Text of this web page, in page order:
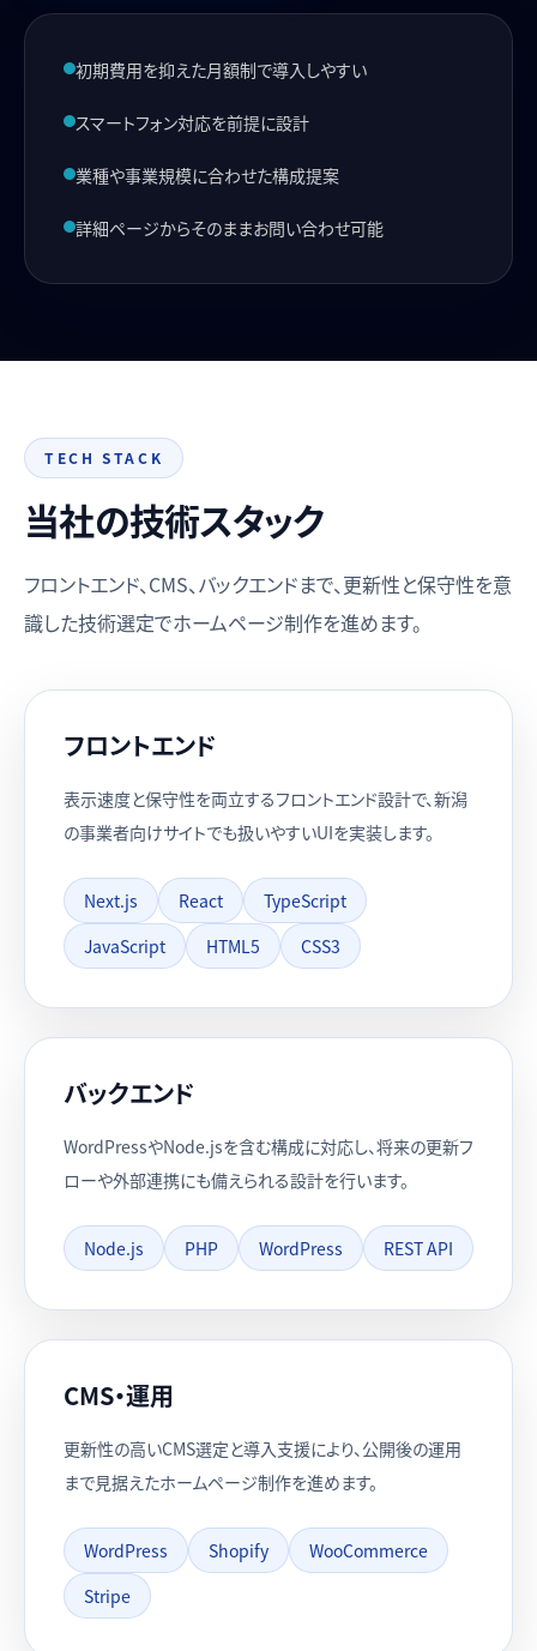
初期費用を抑えた月額制で導入しやすい
スマートフォン対応を前提に設計
業種や事業規模に合わせた構成提案
詳細ページからそのままお問い合わせ可能
TECH STACK
当社の技術スタック
フロントエンド、CMS、バックエンドまで、更新性と保守性を意
識した技術選定でホームページ制作を進めます。
フロントエンド
表示速度と保守性を両立するフロントエンド設計で、新潟
の事業者向けサイトでも扱いやすいUIを実装します。
Next.js React
TypeScript
JavaScript
HTML5 CSS3
バックエンド
WordPressやNode.jsを含む構成に対応し、将来の更新フ
ローや外部連携にも備えられる設計を行います。
Node.js PHP WordPress REST API
CMS・運用
更新性の高いCMS選定と導入支援により、公開後の運用
まで見据えたホームページ制作を進めます。
WordPress Shopify
WooCommerce
Stripe